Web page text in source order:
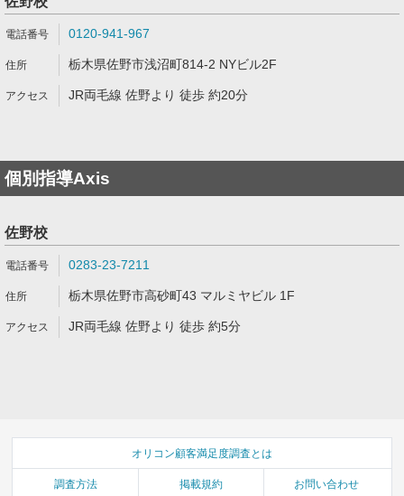
0120-941-967
栃木県佐野市浅沼町814-2 NYビル2F
JR両毛線 佐野より 徒歩 約20分
個別指導Axis
佐野校
0283-23-7211
栃木県佐野市高砂町43 マルミヤビル 1F
JR両毛線 佐野より 徒歩 約5分
オリコン顧客満足度調査とは
調査方法 掲載規約 お問い合わせ